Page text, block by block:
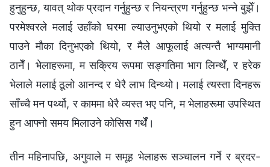
हुनुहुन्छ, यावत् थोक प्रदान गर्नुहुन्छ र नियन्त्रण गर्नुहुन्छ भन्ने बुझेँ।
परमेश्‍वरले मलाई उहाँको घरमा ल्याउनुभएको थियो र मलाई मुक्ति
पाउने मौका दिनुभएको थियो, र मैले आफूलाई अत्यन्तै भाग्यमानी
ठानेँ। भेलाहरूमा, म सक्रिय रूपमा सङ्गतिमा भाग लिन्थेँ, र हरेक
भेलाले मलाई ठूलो आनन्द र धेरै लाभ दिन्थ्यो। मलाई त्यस्ता दिनहरू
साँच्चै मन पर्थ्यो, र काममा धेरै व्यस्त भए पनि, म भेलाहरूमा उपस्थित
हुन आफ्नो समय मिलाउने कोसिस गर्थेँ।
तीन महिनापछि, अगुवाले म समूह भेलाहरू सञ्चालन गर्ने र ब्रदर-